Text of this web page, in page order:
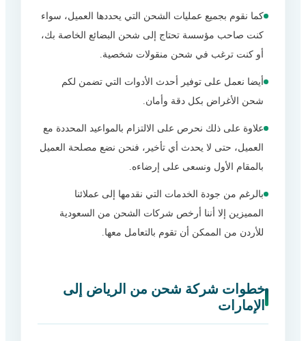
كما نقوم بجميع عمليات الشحن التي يحددها العميل، سواء
كنت صاحب مؤسسة تحتاج إلى شحن البضائع الخاصة بك،
أو كنت ترغب في شحن منقولات شخصية.
أيضا نعمل على توفير أحدث الأدوات التي تضمن لكم
شحن الأغراض بكل دقة وأمان.
علاوة على ذلك نحرص على الالتزام بالمواعيد المحددة مع
العميل، حتى لا يحدث أي تأخير، فنحن نضع مصلحة العميل
بالمقام الأول ونسعى على إرضاءه.
بالرغم من جودة الخدمات التي نقدمها إلى عملائنا
المميزين إلا أننا أرخص شركات الشحن من السعودية
للأردن من الممكن أن تقوم بالتعامل معها.
خطوات شركة شحن من الرياض إلى
الإمارات